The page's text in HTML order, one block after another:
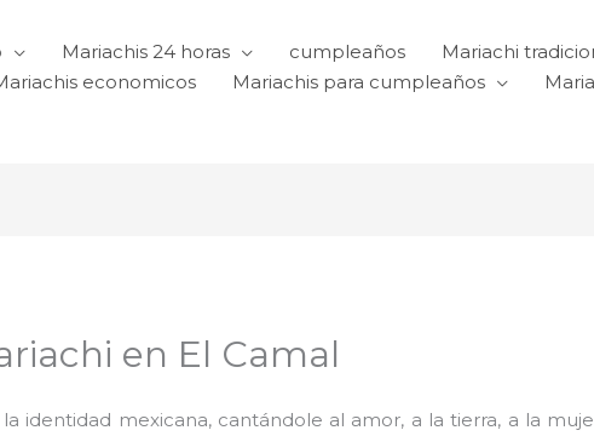
Mariachis 24 horas cumpleaños
Mariachi
economicos Mariachis para cumpleaños
en El Camal
identidad mexicana, cantándole al amor, a la tierra, a la